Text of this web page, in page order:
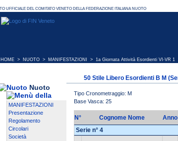
HOME > NUOTO > MANIFESTAZIONI > 1a Giornata Attività Esordienti VI-VR 1
Nuoto
MANIFESTAZIONI
Presentazione
Regolamento
Circolari
Società
50 Stile Libero Esordienti B M
Tipo Cronometraggio: M
Base Vasca: 25
N° Cognome Nome Anno
Serie n° 4